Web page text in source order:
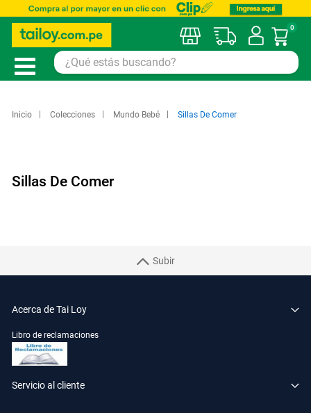
Mi
0
Inicio Colecciones Mundo Bebé Sillas De Comer
Sillas De Comer
Subir
Acerca de Tai Loy
Libro de reclamaciones
Servicio al cliente